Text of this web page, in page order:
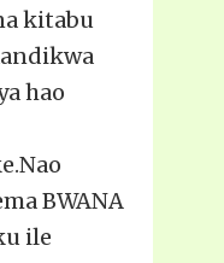
kitabu
hao
BWANA
ile